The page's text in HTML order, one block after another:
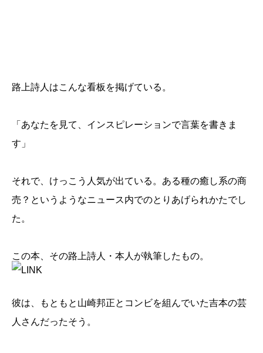
路上詩人はこんな看板を掲げている。
「あなたを見て、インスピレーションで言葉を書きま
す」
それで、けっこう人気が出ている。ある種の癒し系の商
売？というようなニュース内でのとりあげられかたでし
た。
この本、その路上詩人・本人が執筆したもの。
彼は、もともと山崎邦正とコンビを組んでいた吉本の芸
人さんだったそう。